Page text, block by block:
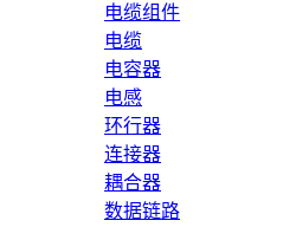
电缆组件
电缆
电容器
电感
环行器
连接器
耦合器
数据链路